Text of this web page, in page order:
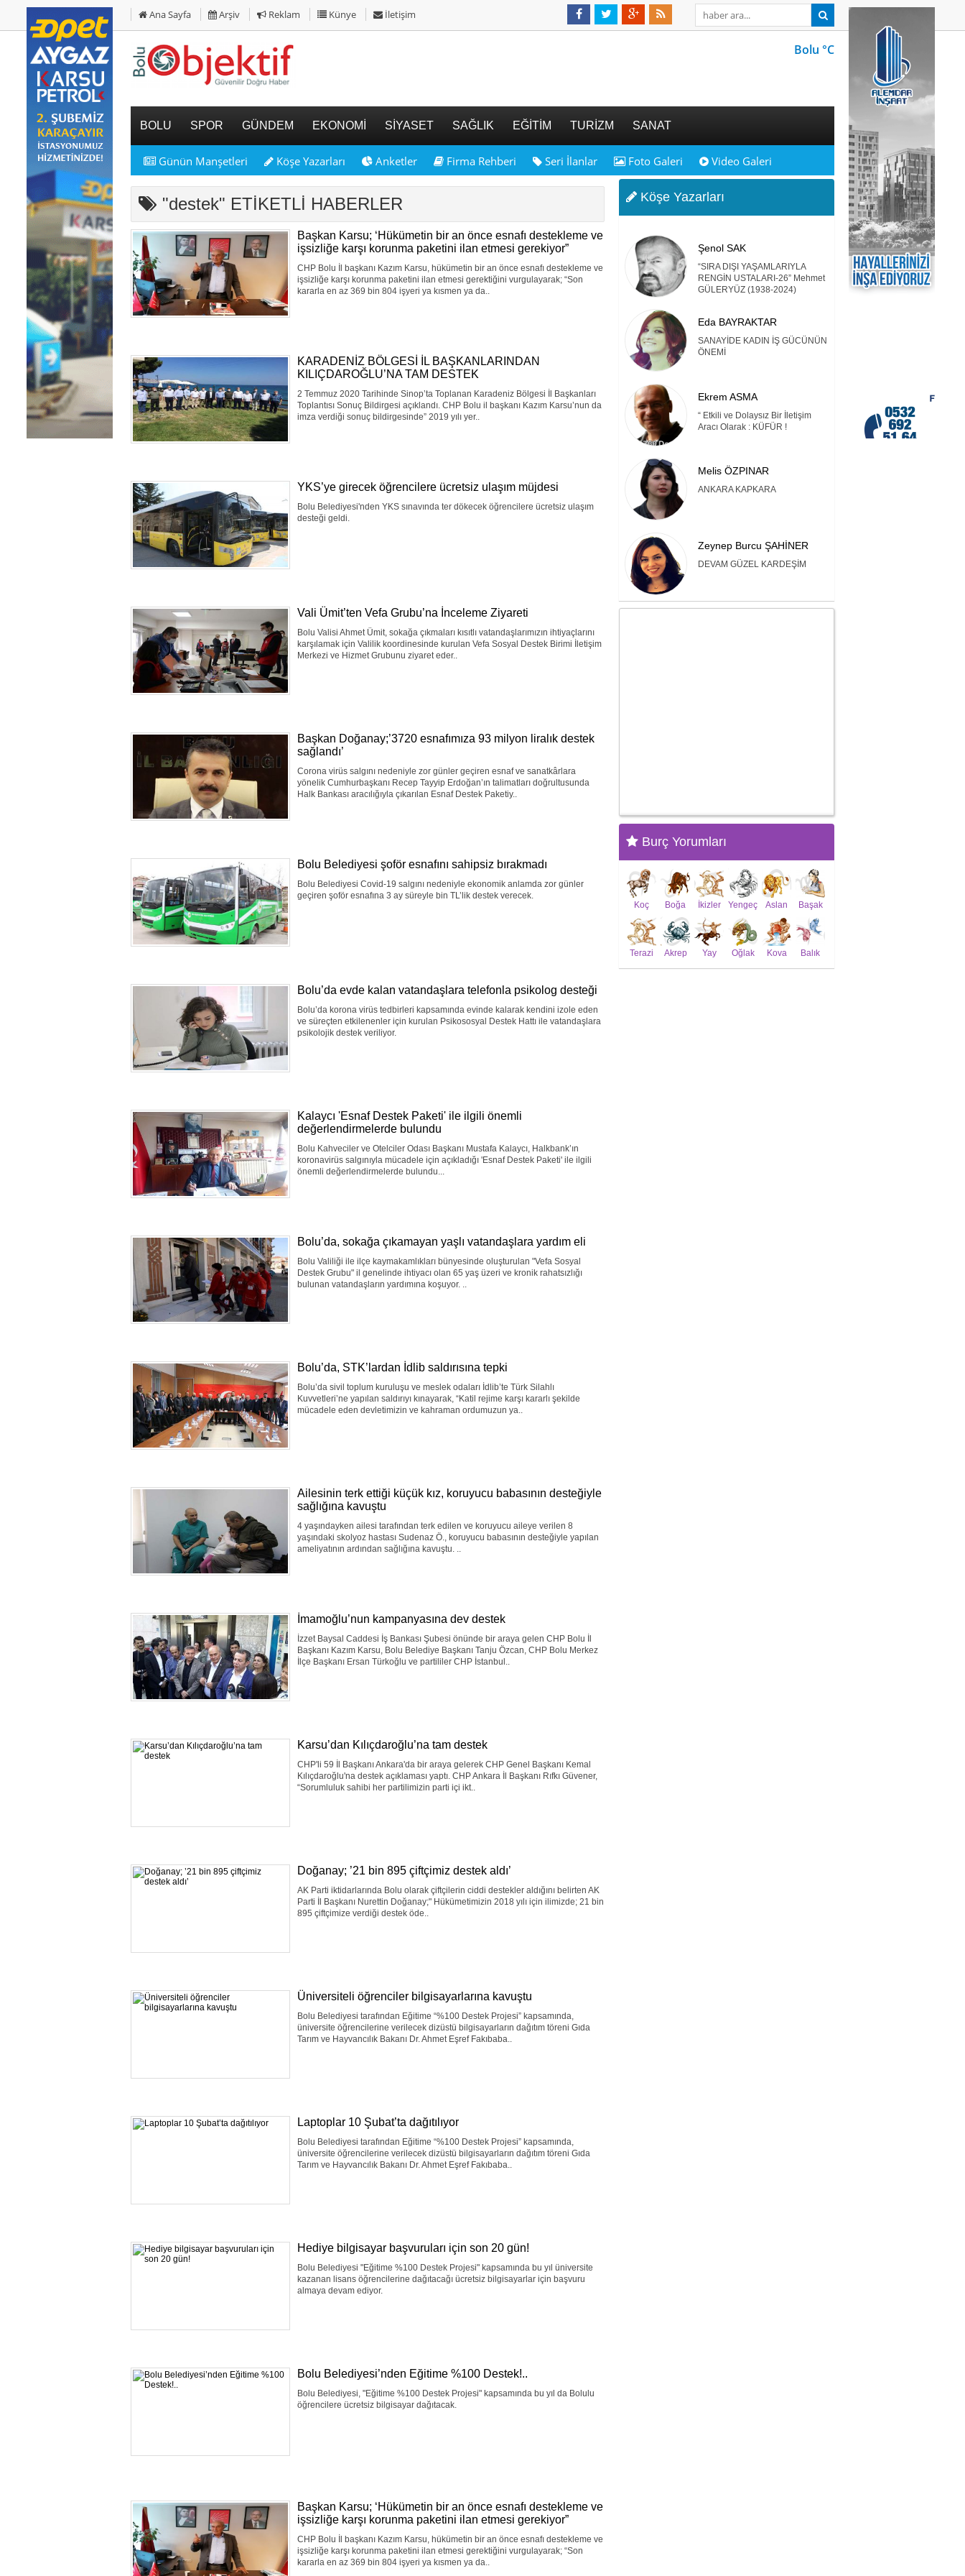
Ana Sayfa Arşiv Reklam Künye İletişim
Bolu °C
BOLU SPOR GÜNDEM EKONOMİ SİYASET SAĞLIK EĞİTİM TURİZM SANAT
Günün Manşetleri Köşe Yazarları Anketler Firma Rehberi Seri İlanlar Foto Galeri Video Galeri
"destek" ETİKETLİ HABERLER
Başkan Karsu; ‘Hükümetin bir an önce esnafı destekleme ve
işsizliğe karşı korunma paketini ilan etmesi gerekiyor”
CHP Bolu İl başkanı Kazım Karsu, hükümetin bir an önce esnafı destekleme ve
işsizliğe karşı korunma paketini ilan etmesi gerektiğini vurgulayarak; “Son
kararla en az 369 bin 804 işyeri ya kısmen ya da..
KARADENİZ BÖLGESİ İL BAŞKANLARINDAN
KILIÇDAROĞLU’NA TAM DESTEK
2 Temmuz 2020 Tarihinde Sinop’ta Toplanan Karadeniz Bölgesi İl Başkanları
Toplantısı Sonuç Bildirgesi açıklandı. CHP Bolu il başkanı Kazım Karsu’nun da
imza verdiği sonuç bildirgesinde” 2019 yılı yer..
YKS’ye girecek öğrencilere ücretsiz ulaşım müjdesi
Bolu Belediyesi'nden YKS sınavında ter dökecek öğrencilere ücretsiz ulaşım
desteği geldi.
Vali Ümit’ten Vefa Grubu’na İnceleme Ziyareti
Bolu Valisi Ahmet Ümit, sokağa çıkmaları kısıtlı vatandaşlarımızın ihtiyaçlarını
karşılamak için Valilik koordinesinde kurulan Vefa Sosyal Destek Birimi İletişim
Merkezi ve Hizmet Grubunu ziyaret eder..
Başkan Doğanay;’3720 esnafımıza 93 milyon liralık destek
sağlandı’
Corona virüs salgını nedeniyle zor günler geçiren esnaf ve sanatkârlara
yönelik Cumhurbaşkanı Recep Tayyip Erdoğan’ın talimatları doğrultusunda
Halk Bankası aracılığıyla çıkarılan Esnaf Destek Paketiy..
Bolu Belediyesi şoför esnafını sahipsiz bırakmadı
Bolu Belediyesi Covid-19 salgını nedeniyle ekonomik anlamda zor günler
geçiren şoför esnafına 3 ay süreyle bin TL’lik destek verecek.
Bolu’da evde kalan vatandaşlara telefonla psikolog desteği
Bolu’da korona virüs tedbirleri kapsamında evinde kalarak kendini izole eden
ve süreçten etkilenenler için kurulan Psikososyal Destek Hattı ile vatandaşlara
psikolojik destek veriliyor.
Kalaycı 'Esnaf Destek Paketi' ile ilgili önemli
değerlendirmelerde bulundu
Bolu Kahveciler ve Otelciler Odası Başkanı Mustafa Kalaycı, Halkbank’ın
koronavirüs salgınıyla mücadele için açıkladığı 'Esnaf Destek Paketi' ile ilgili
önemli değerlendirmelerde bulundu...
Bolu’da, sokağa çıkamayan yaşlı vatandaşlara yardım eli
Bolu Valiliği ile ilçe kaymakamlıkları bünyesinde oluşturulan "Vefa Sosyal
Destek Grubu" il genelinde ihtiyacı olan 65 yaş üzeri ve kronik rahatsızlığı
bulunan vatandaşların yardımına koşuyor. ..
Bolu’da, STK’lardan İdlib saldırısına tepki
Bolu’da sivil toplum kuruluşu ve meslek odaları İdlib’te Türk Silahlı
Kuvvetleri’ne yapılan saldırıyı kınayarak, “Katil rejime karşı kararlı şekilde
mücadele eden devletimizin ve kahraman ordumuzun ya..
Ailesinin terk ettiği küçük kız, koruyucu babasının desteğiyle
sağlığına kavuştu
4 yaşındayken ailesi tarafından terk edilen ve koruyucu aileye verilen 8
yaşındaki skolyoz hastası Sudenaz Ö., koruyucu babasının desteğiyle yapılan
ameliyatının ardından sağlığına kavuştu. ..
İmamoğlu’nun kampanyasına dev destek
İzzet Baysal Caddesi İş Bankası Şubesi önünde bir araya gelen CHP Bolu İl
Başkanı Kazım Karsu, Bolu Belediye Başkanı Tanju Özcan, CHP Bolu Merkez
İlçe Başkanı Ersan Türkoğlu ve partililer CHP İstanbul..
Karsu’dan Kılıçdaroğlu’na tam destek
CHP'li 59 İl Başkanı Ankara'da bir araya gelerek CHP Genel Başkanı Kemal
Kılıçdaroğlu'na destek açıklaması yaptı. CHP Ankara İl Başkanı Rıfkı Güvener,
“Sorumluluk sahibi her partilimizin parti içi ikt..
Doğanay; ’21 bin 895 çiftçimiz destek aldı’
AK Parti iktidarlarında Bolu olarak çiftçilerin ciddi destekler aldığını belirten AK
Parti İl Başkanı Nurettin Doğanay;" Hükümetimizin 2018 yılı için ilimizde; 21 bin
895 çiftçimize verdiği destek öde..
Üniversiteli öğrenciler bilgisayarlarına kavuştu
Bolu Belediyesi tarafından Eğitime “%100 Destek Projesi” kapsamında,
üniversite öğrencilerine verilecek dizüstü bilgisayarların dağıtım töreni Gıda
Tarım ve Hayvancılık Bakanı Dr. Ahmet Eşref Fakıbaba..
Laptoplar 10 Şubat’ta dağıtılıyor
Bolu Belediyesi tarafından Eğitime “%100 Destek Projesi” kapsamında,
üniversite öğrencilerine verilecek dizüstü bilgisayarların dağıtım töreni Gıda
Tarım ve Hayvancılık Bakanı Dr. Ahmet Eşref Fakıbaba..
Hediye bilgisayar başvuruları için son 20 gün!
Bolu Belediyesi "Eğitime %100 Destek Projesi" kapsamında bu yıl üniversite
kazanan lisans öğrencilerine dağıtacağı ücretsiz bilgisayarlar için başvuru
almaya devam ediyor.
Bolu Belediyesi’nden Eğitime %100 Destek!..
Bolu Belediyesi, "Eğitime %100 Destek Projesi" kapsamında bu yıl da Bolulu
öğrencilere ücretsiz bilgisayar dağıtacak.
Başkan Karsu; ‘Hükümetin bir an önce esnafı destekleme ve
işsizliğe karşı korunma paketini ilan etmesi gerekiyor”
CHP Bolu İl başkanı Kazım Karsu, hükümetin bir an önce esnafı destekleme ve
işsizliğe karşı korunma paketini ilan etmesi gerektiğini vurgulayarak; “Son
kararla en az 369 bin 804 işyeri ya kısmen ya da..
Köşe Yazarları
Şenol SAK
“SIRA DIŞI YAŞAMLARIYLA
RENGİN USTALARI-26” Mehmet
GÜLERYÜZ (1938-2024)
Eda BAYRAKTAR
SANAYİDE KADIN İŞ GÜCÜNÜN
ÖNEMİ
Ekrem ASMA
“ Etkili ve Dolaysız Bir İletişim
Aracı Olarak : KÜFÜR !
Melis ÖZPINAR
ANKARA KAPKARA
Zeynep Burcu ŞAHİNER
DEVAM GÜZEL KARDEŞİM
Burç Yorumları
Koç Boğa İkizler Yengeç Aslan Başak
Terazi Akrep Yay Oğlak Kova Balık